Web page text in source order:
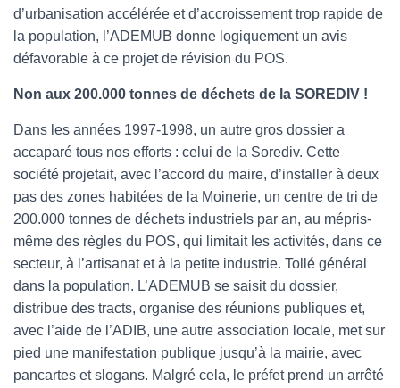
d’urbanisation accélérée et d’accroissement trop rapide de
la population, l’ADEMUB donne logiquement un avis
défavorable à ce projet de révision du POS.
Non aux 200.000 tonnes de déchets de la SOREDIV !
Dans les années 1997-1998, un autre gros dossier a
accaparé tous nos efforts : celui de la Sorediv. Cette
société projetait, avec l’accord du maire, d’installer à deux
pas des zones habitées de la Moinerie, un centre de tri de
200.000 tonnes de déchets industriels par an, au mépris-
même des règles du POS, qui limitait les activités, dans ce
secteur, à l’artisanat et à la petite industrie. Tollé général
dans la population. L’ADEMUB se saisit du dossier,
distribue des tracts, organise des réunions publiques et,
avec l’aide de l’ADIB, une autre association locale, met sur
pied une manifestation publique jusqu’à la mairie, avec
pancartes et slogans. Malgré cela, le préfet prend un arrêté